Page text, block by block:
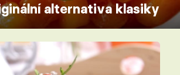
alternativa klasiky